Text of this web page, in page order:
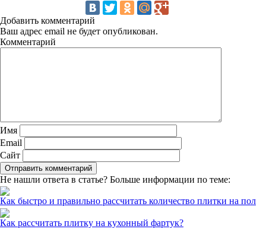
Добавить комментарий
Ваш адрес email не будет опубликован.
Комментарий
Имя
Email
Сайт
Не нашли ответа в статье? Больше информации по теме:
Как быстро и правильно рассчитать количество плитки на пол
Как рассчитать плитку на кухонный фартук?